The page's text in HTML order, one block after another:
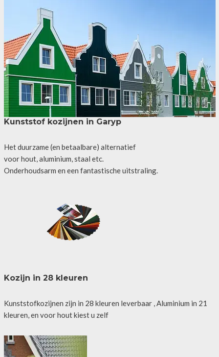
Kunststof kozijnen in Garyp
Het duurzame (en betaalbare) alternatief
voor hout, aluminium, staal etc.
Onderhoudsarm en een fantastische uitstraling.
Kozijn in 28 kleuren
Kunststofkozijnen zijn in 28 kleuren leverbaar , Aluminium in 21
kleuren, en voor hout kiest u zelf